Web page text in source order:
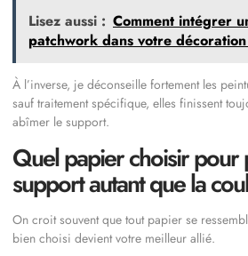
Lisez aussi : Comment intégrer
patchwork dans votre
À l’inverse, je déconseille fortement les
sauf traitement spécifique, elles finissent
abîmer le support.
Quel papier choisir pour
support autant que la
On croit souvent que tout papier se
bien choisi devient votre meilleur allié.